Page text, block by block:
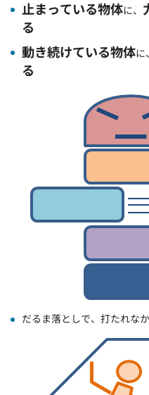
止まっている物体に、
る
動き続けている物体に、
る
だるま落としで、打たれな